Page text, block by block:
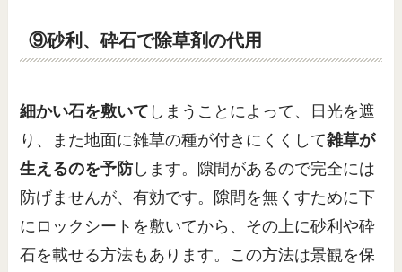
⑨砂利、砕石で除草剤の代用
細かい石を敷いて しまうことによって、日光を遮
り、また地面に雑草の種が付きにくくして雑草が
生えるのを予防 します。隙間があるので完全には
防げませんが、有効です。隙間を無くすために下
にロックシートを敷いてから、その上に砂利や砕
石を載せる方法もあります。この方法は景観を保